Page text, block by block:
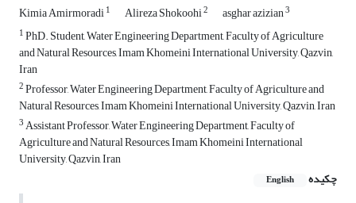
Kimia Amirmoradi1 Alireza Shokoohi2 asghar azizian3
1PhD. Student, Water Engineering Department, Faculty of Agriculture
and Natural Resources, Imam Khomeini International University, Qazvin,
Iran
2Professor, Water Engineering Department, Faculty of Agriculture and
Natural Resources, Imam Khomeini International University, Qazvin, Iran
3Assistant Professor, Water Engineering Department, Faculty of
Agriculture and Natural Resources, Imam Khomeini International
University, Qazvin, Iran
چکیده
English